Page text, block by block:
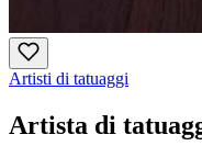
Artisti di tatuaggi
Artista di